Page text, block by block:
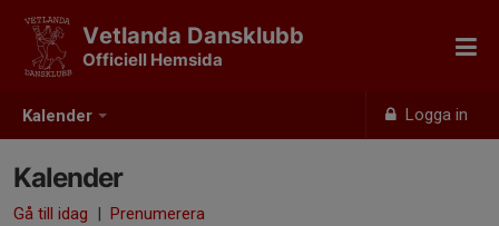
Kalender Logga in
Vetlanda Dansklubb
Officiell Hemsida
Kalender
Gå till idag | Prenumerera